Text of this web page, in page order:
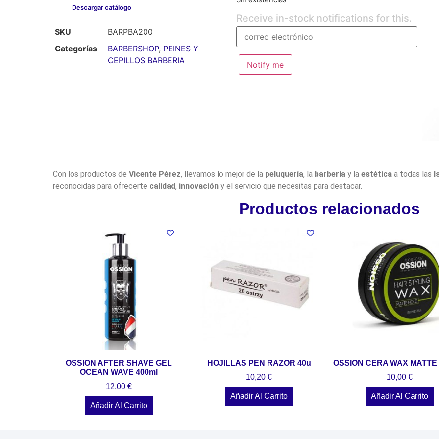
Descargar catálogo
SKU
BARPBA200
Categorías
BARBERSHOP, PEINES Y
CEPILLOS BARBERIA
Receive in-stock notifications for this.
Notify me
Con los productos de Vicente Pérez, llevamos lo mejor de la peluquería, la barberíay la estéticaa todas las
reconocidas para ofrecerte calidad, innovacióny el servicio que necesitas para destacar.
Productos relacionados
OSSION AFTER SHAVE GEL
OCEAN WAVE 400ml
12,00€
Añadir Al Carrito
HOJILLAS PEN RAZOR 40u
10,20€
Añadir Al Carrito
OSSION CERA WAX MATTE
10,00 €
Añadir Al Carrito